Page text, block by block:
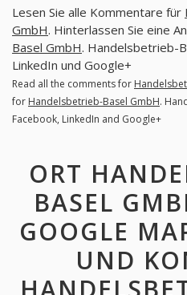
Lesen Sie alle Kommentare für
GmbH. Hinterlassen Sie eine
Basel GmbH. Handelsbetrieb-
LinkedIn und Google+
Read all the comments for
for Handelsbetrieb-Basel GmbH.
Facebook, LinkedIn and Google+
ORT
BASEL
GOOGLE
UND